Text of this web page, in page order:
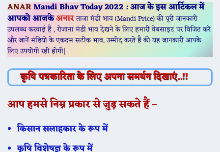
ANARMandi Bhav Today 2022 : आज के इस आर्टिकल में
आपको आजकेअनारताजा मंडी भाव (Mandi Price) की पूरी जानकारी
उपलब्ध करवाई है , रोजाना मंडी भाव देखने के लिए हमारी वेबसाइट पर विजिट करें
और जानें मंडियो के एकदम सटीक भाव, उम्मीद करते है की यह जानकारी आपके
लिए उपयोगी रही होगी|
कृषि पत्रकारिता के लिए अपना समर्थन दिखाएं..!!
आप हमसे निम्न प्रकार से जुड़ सकते हैं –
किसान सलाहकार के रूप में
कृषि विशेषज्ञ के रूप में